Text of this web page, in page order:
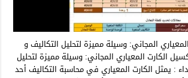
المجاني: وسيلة مميزة لتحليل التكاليف و
الكارت المعياري المجاني: وسيلة مميزة لتحليل
: يمثل الكارت المعياري في محاسبة التكاليف أحد